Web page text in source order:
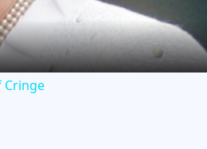
Cringe